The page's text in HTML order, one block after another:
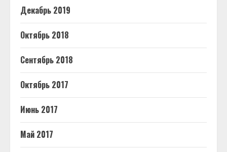
Декабрь 2019
Октябрь 2018
Сентябрь 2018
Октябрь 2017
Июнь 2017
Май 2017